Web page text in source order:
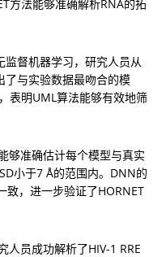
方法能够准确解析RNA的拓
监督机器学习，研究人员从
了与实验数据最吻合的模
表明UML算法能够有效地筛
够准确估计每个模型与真实
小于7 Å的范围内。DNN的
致，进一步验证了HORNET
人员成功解析了HIV-1 RRE